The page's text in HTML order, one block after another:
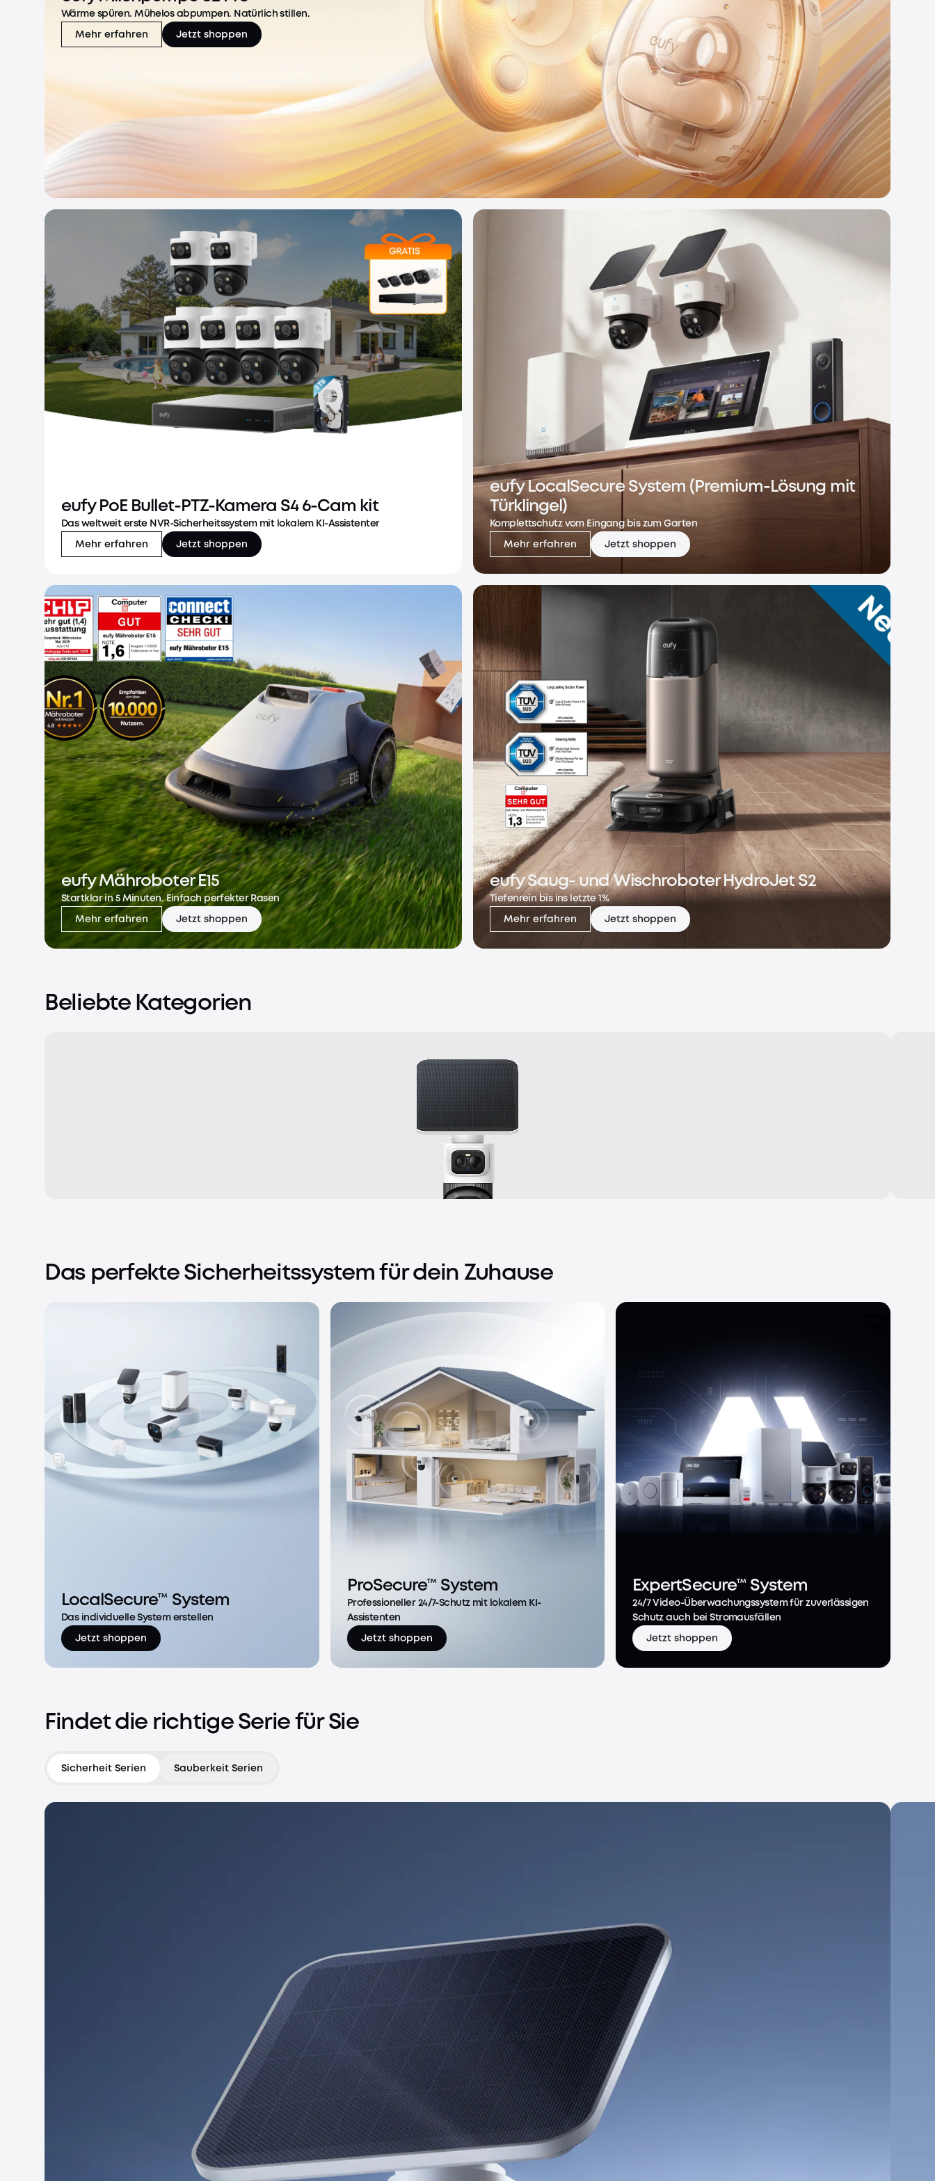
Wärme spüren. Mühelos abpumpen. Natürlich stillen.
Mehr erfahren
eufy Milchpumpe S2 Pro
Jetzt shoppen
eufy PoE Bullet-PTZ-Kamera S4 6-Cam kit
Das weltweit erste NVR-Sicherheitssystem mit lokalem KI-Assistenter
Mehr erfahren
eufy PoE Bullet-PTZ-Kamera S4 6-Cam kit
Jetzt shoppen
eufy LocalSecure System (Premium-Lösung mit
Türklingel)
Komplettschutz vom Eingang bis zum Garten
Mehr erfahren
eufy LocalSecure System (Premium-Lösung mit Türklingel)
Jetzt shoppen
eufy Mähroboter E15
Startklar in 5 Minuten. Einfach perfekter Rasen
Mehr erfahren
eufy Mähroboter E15
Jetzt shoppen
eufy Saug- und Wischroboter HydroJet S2
Tiefenrein bis ins letzte 1%
Mehr erfahren
eufy Saug- und Wischroboter HydroJet S2
Jetzt shoppen
Beliebte Kategorien
Das perfekte Sicherheitssystem für dein Zuhause
LocalSecure™ System
Das individuelle System erstellen
Jetzt shoppen
ProSecure™ System
Professioneller 24/7-Schutz mit lokalem KI-
Assistenten
Jetzt shoppen
ExpertSecure™ System
24/7 Video-Überwachungssystem für zuverlässigen
Schutz auch bei Stromausfällen
Jetzt shoppen
Findet die richtige Serie für Sie
Sicherheit Serien Sauberkeit Serien